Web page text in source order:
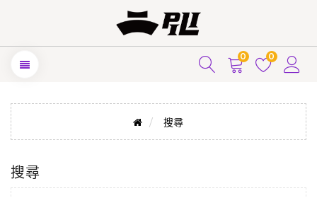
0 0
搜尋
搜尋